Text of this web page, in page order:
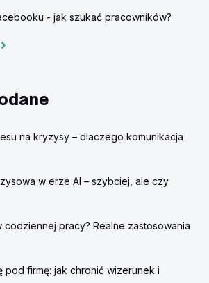
- jak szukać pracowników?
na kryzysy – dlaczego komunikacja
w erze AI – szybciej, ale czy
codziennej pracy? Realne zastosowania
pod firmę: jak chronić wizerunek i